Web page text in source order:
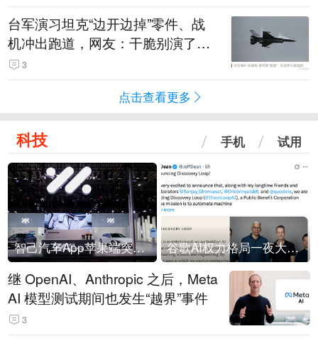
台军演习坦克“边开边掉”零件、战
机冲出跑道，网友：干脆别演了，
没有一次没有笑话发生
3
点击查看更多
科技 手机 试用
智己汽车App苹果端突然“下架” 谷歌AI权力格局一夜大洗牌
继 OpenAI、Anthropic 之后，Meta
AI 模型测试期间也发生“越界”事件
3